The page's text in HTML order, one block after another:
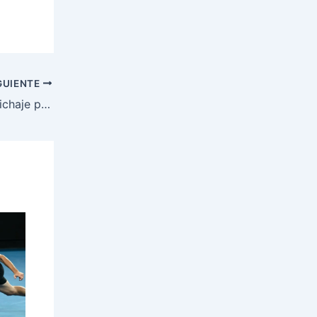
Bernardo Silva le pone fecha a su fichaje por FC Barcelona o Atlético de Madrid